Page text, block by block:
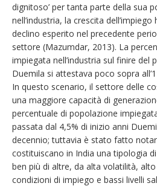
dignitoso’ per tanta parte della sua
nell’industria, la crescita
declino esperito nel precedente
settore (Mazumdar, 2013). La
impiegata nell’industria sul finire del
Duemila si attestava poco sopra
In questo scenario, il settore delle
una maggiore capacità di
percentuale di popolazione
passata dal 4,5% di inizio anni
decennio; tuttavia è stato fatto
costituiscano in India una tipologia
ben più di altre, da alta volatilità,
condizioni di impiego e bassi livelli